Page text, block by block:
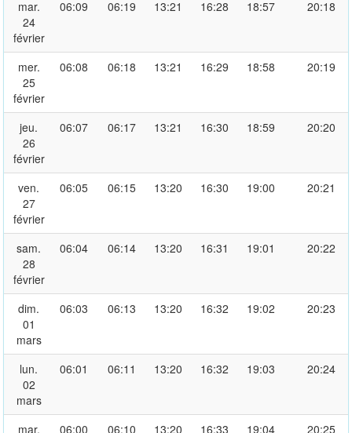
mar.
24
février
06:09 06:19 13:21 16:28 18:57 20:18
mer.
25
février
06:08 06:18 13:21 16:29 18:58 20:19
jeu.
26
février
06:07 06:17 13:21 16:30 18:59 20:20
ven.
27
février
06:05 06:15 13:20 16:30 19:00 20:21
sam.
28
février
06:04 06:14 13:20 16:31 19:01 20:22
dim.
01
mars
06:03 06:13 13:20 16:32 19:02 20:23
lun.
02
mars
06:01 06:11 13:20 16:32 19:03 20:24
mar. 06:00 06:10 13:20 16:33 19:04 20:25